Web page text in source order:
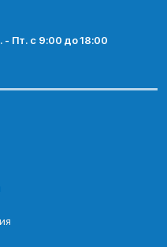
- Пт. с 9:00 до 18:00